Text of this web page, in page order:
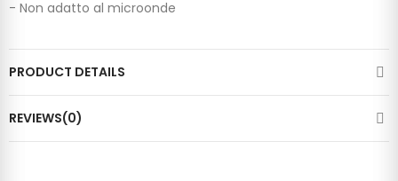
- Non adatto al microonde
PRODUCT DETAILS
REVIEWS(0)